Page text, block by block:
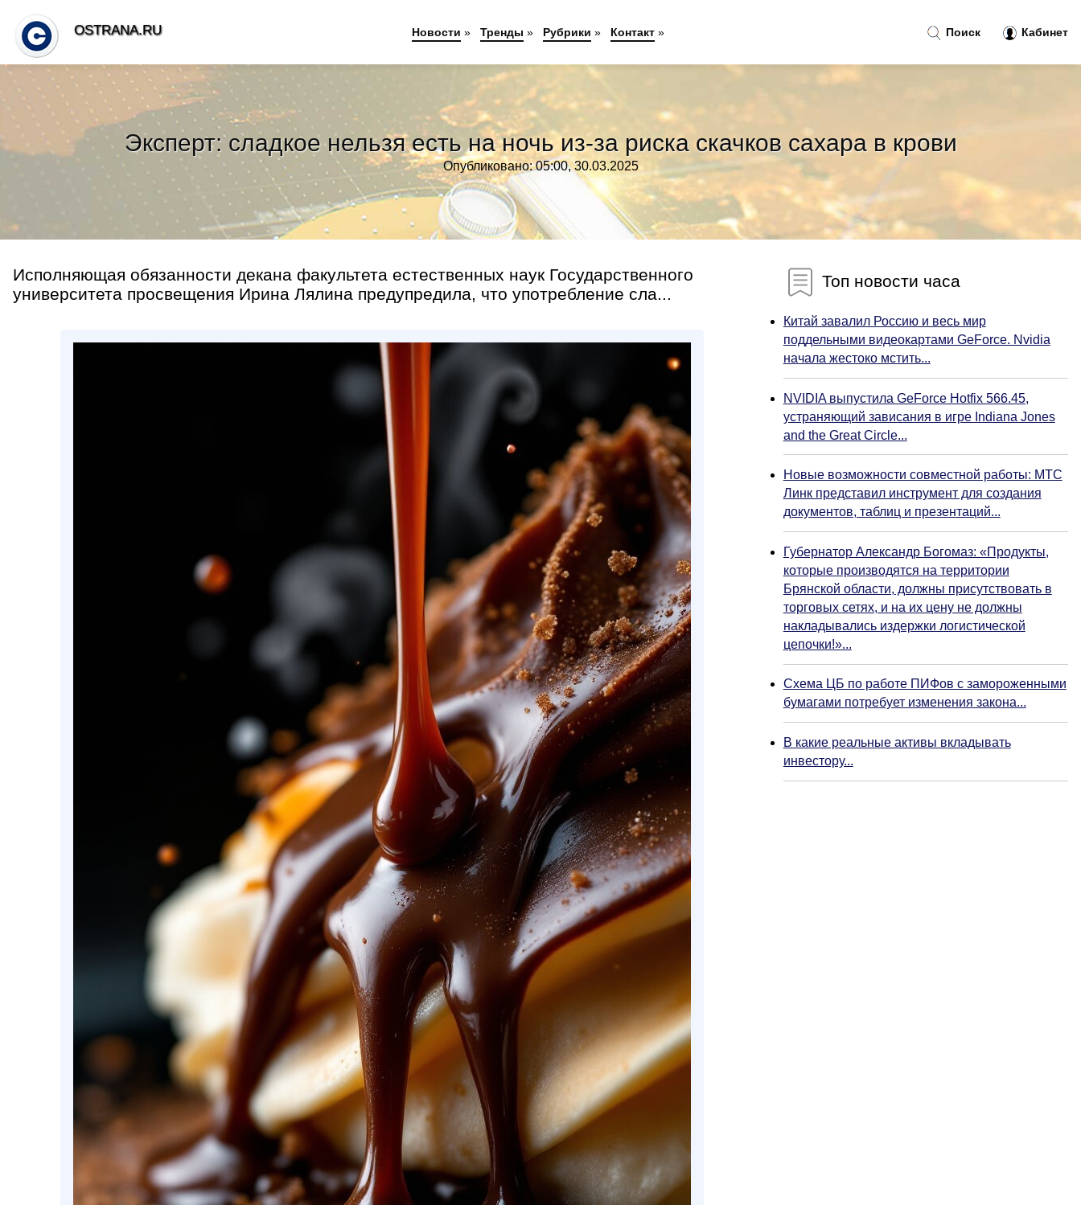
Эксперт: сладкое нельзя есть на ночь из-за риска скачков сахара в крови
Опубликовано: 05:00, 30.03.2025
Исполняющая обязанности декана факультета естественных наук Государственного
университета просвещения Ирина Лялина предупредила, что употребление сла...
Топ новости часа
Китай завалил Россию и весь мир
поддельными видеокартами GeForce. Nvidia
начала жестоко мстить...
NVIDIA выпустила GeForce Hotfix 566.45,
устраняющий зависания в игре Indiana Jones
and the Great Circle...
Новые возможности совместной работы: МТС
Линк представил инструмент для создания
документов, таблиц и презентаций...
Губернатор Александр Богомаз: «Продукты,
которые производятся на территории
Брянской области, должны присутствовать в
торговых сетях, и на их цену не должны
накладывались издержки логистической
цепочки!»...
Схема ЦБ по работе ПИФов с замороженными
бумагами потребует изменения закона...
В какие реальные активы вкладывать
инвестору...
Поиск Кабинет
OSTRANA.RU Новости » Тренды » Рубрики » Контакт»